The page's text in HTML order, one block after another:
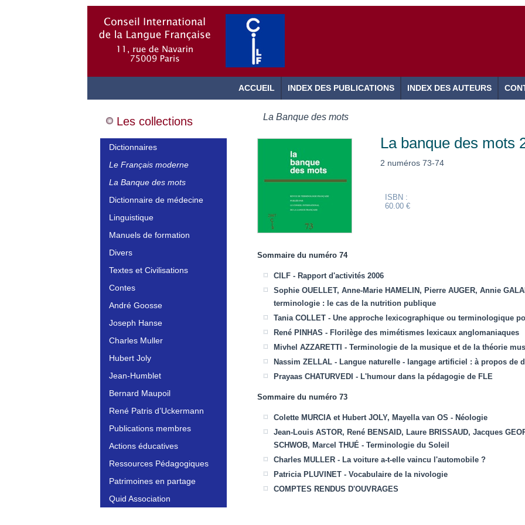
ACCUEIL INDEX DES PUBLICATIONS INDEX DES AUTEURS
Les collections
Dictionnaires
Le Français moderne
La Banque des mots
Dictionnaire de médecine
Linguistique
Manuels de formation
Divers
Textes et Civilisations
Contes
André Goosse
Joseph Hanse
Charles Muller
Hubert Joly
Jean-Humblet
Bernard Maupoil
René Patris d’Uckermann
Publications membres
Actions éducatives
Ressources Pédagogiques
Patrimoines en partage
Quid Association
La Banque des mots
La banque des mots
2 numéros 73-74
ISBN :
60.00 €
Sommaire du numéro 74
CILF - Rapport d'activités 2006
Sophie OUELLET, Anne-Marie HAMELIN, Pierre AUGER, Annie
terminologie : le cas de la nutrition publique
Tania COLLET - Une approche lexicographique ou terminologique
René PINHAS - Florilège des mimétismes lexicaux anglomaniaques
Mivhel AZZARETTI - Terminologie de la musique et de la théorie
Nassim ZELLAL - Langue naturelle - langage artificiel : à propos de
Prayaas CHATURVEDI - L'humour dans la pédagogie de FLE
Sommaire du numéro 73
Colette MURCIA et Hubert JOLY, Mayella van OS - Néologie
Jean-Louis ASTOR, René BENSAID, Laure BRISSAUD, Jacques
SCHWOB, Marcel THUÉ - Terminologie du Soleil
Charles MULLER - La voiture a-t-elle vaincu l'automobile ?
Patricia PLUVINET - Vocabulaire de la nivologie
COMPTES RENDUS D'OUVRAGES